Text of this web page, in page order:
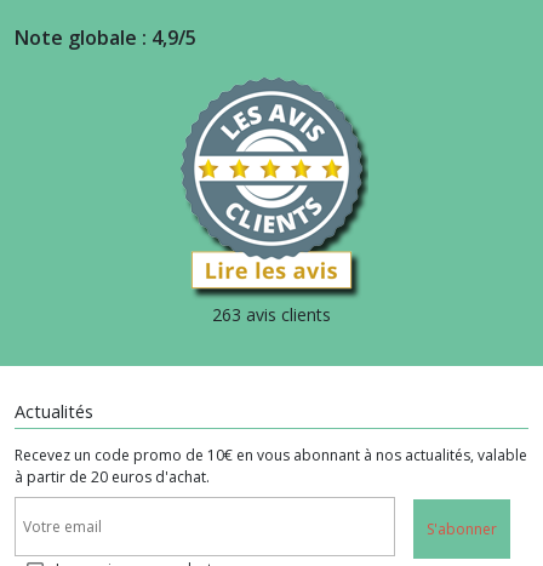
Note globale : 4,9/5
263 avis clients
Actualités
Recevez un code promo de 10€ en vous abonnant à nos actualités, valable
à partir de 20 euros d'achat.
S'abonner